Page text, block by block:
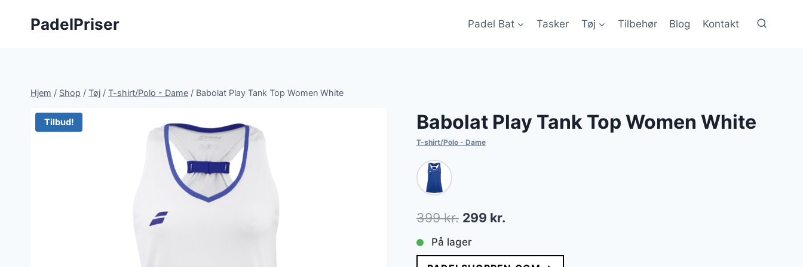
PadelPriser Padel Bat Tasker Tøj Tilbehør Blog Kontakt
Hjem / Shop / Tøj / T-shirt/Polo - Dame / Babolat Play Tank Top Women White
Tilbud! Babolat Play Tank Top Women White
T-shirt/Polo - Dame
399kr. Den
oprindelige
pris
299 kr.Den
pris
På lager